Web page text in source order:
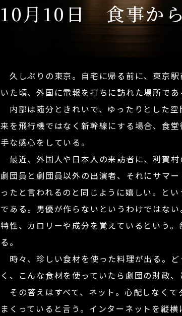
10月10日 食事か
久しぶりの東京。自宅に帰る前に、東京
いた頃、外国に電報を打ちに訪れた場所で
内部は随分ときれいで、ゆったりとした
来を飛行機ではなく新幹線にする場合、食
手な感心をしている。
最近、外国人や日本人の来訪者に、利賀村
劇団員と劇団員以外の出演者、それにサマ
ったと言われるのと同じように嬉しい。と
である。男優が作らないというわけではな
特性、カロリーや成分を覚えているという
る。
時々、珍しい食材を使った料理が出る。
く、こんな食材を使っていたら劇団の財政
その答えはすべて、ネット。心配しなく
まくっていると言う。インターネットを縦